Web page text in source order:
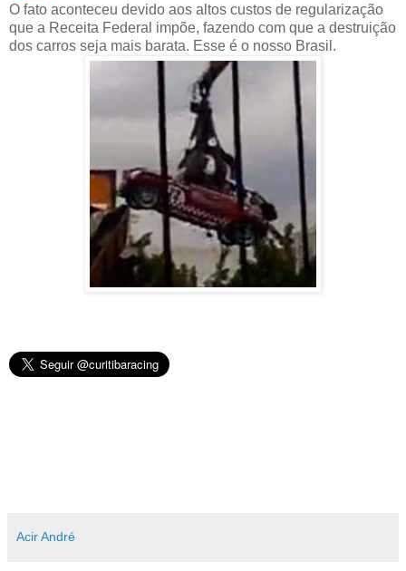
O fato aconteceu devido aos altos custos de regularização
que a Receita Federal impõe, fazendo com que a destruição
dos carros seja mais barata. Esse é o nosso Brasil.
Acir André